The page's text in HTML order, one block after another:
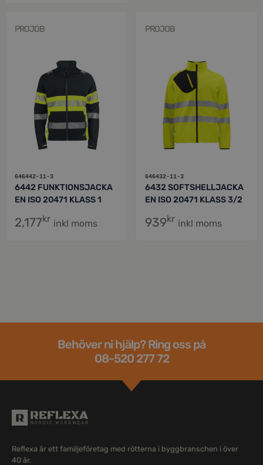
PROJOB
646442-11-3
6442 FUNKTIONSJACKA
EN ISO 20471 KLASS 1
2,177kr inkl moms
PROJOB
646432-11-3
6432 SOFTSHELLJACKA
EN ISO 20471 KLASS 3/2
939kr inkl moms
Behöver ni hjälp? Ring oss på
08-520 277 72
Reflexa är ett familjeföretag med rötterna i byggbranschen i över
40 år.